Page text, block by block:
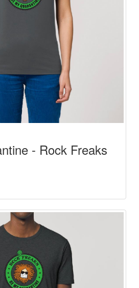
- Rock Freaks